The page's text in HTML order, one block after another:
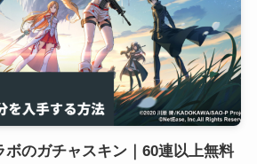
のガチャスキン｜60連以上無料